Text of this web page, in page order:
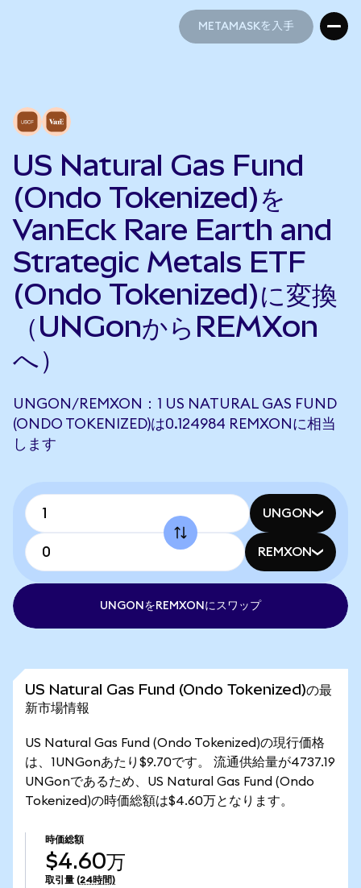
METAMASKを入手
US Natural Gas Fund
(Ondo Tokenized)を
VanEck Rare Earth and
Strategic Metals ETF
(Ondo Tokenized)に変換
（UNGonからREMXon
へ）
UNGON/REMXON：1 US NATURAL GAS FUND
(ONDO TOKENIZED)は0.124984 REMXONに相当
します
UNGON
REMXON
UNGONをREMXONにスワップ
US Natural Gas Fund (Ondo Tokenized)の最
新市場情報
US Natural Gas Fund (Ondo Tokenized)の現行価格
は、1UNGonあたり$9.70です。 流通供給量が4737.19
UNGonであるため、US Natural Gas Fund (Ondo
Tokenized)の時価総額は$4.60万となります。
時価総額
$4.60万
取引量 (24時間)